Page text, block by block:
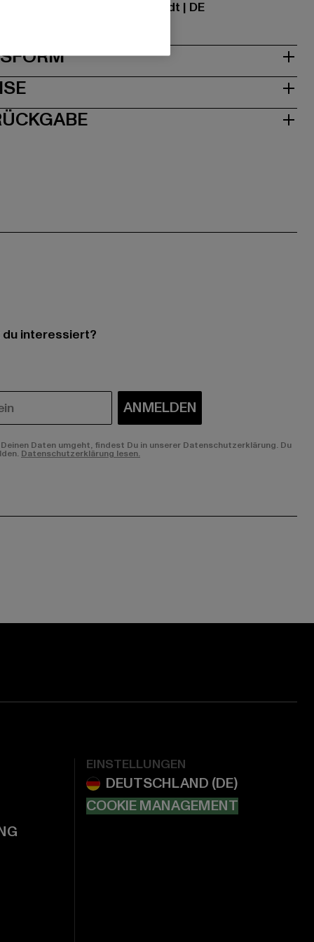
7 | 64372 Ober-Ramstadt | DE
PASSFORM
interessiert?
ANMELDEN
Daten umgeht, findest Du in unserer Datenschutzerklärung. Du
Datenschutzerklärung lesen.
EINSTELLUNGEN
COOKIE MANAGEMENT